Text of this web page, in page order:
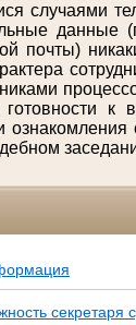
случаями
данные
почты)
к
секретаря